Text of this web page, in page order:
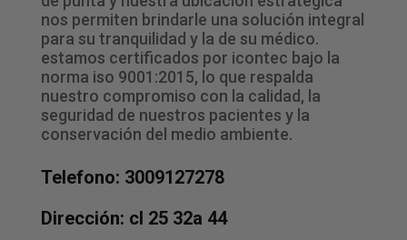
nos permiten brindarle una solución integral
para su tranquilidad y la de su médico.
estamos certificados por icontec bajo la
norma iso 9001:2015, lo que respalda
nuestro compromiso con la calidad, la
seguridad de nuestros pacientes y la
conservación del medio ambiente.
Telefono: 3009127278
Dirección: cl 25 32a 44